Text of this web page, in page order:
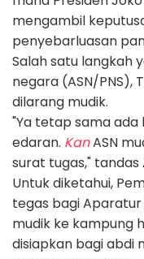
mengambil
penyebarluasan
Salah satu langkah
negara (ASN/PNS),
dilarang mudik.
"Ya tetap sama ada
edaran. KanASN
surat tugas," tandas
Untuk diketahui,
tegas bagi Aparatur
mudik ke kampung
disiapkan bagi abdi